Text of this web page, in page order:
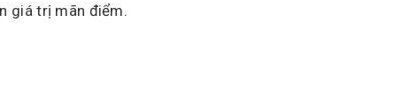
giá trị mãn điểm.